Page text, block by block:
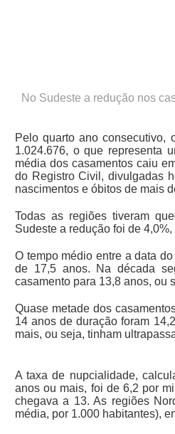
No Sudeste a redução nos
Pelo quarto ano consecutivo,
1.024.676, o que representa
média dos casamentos caiu
do Registro Civil, divulgadas
nascimentos e óbitos de mais
Todas as regiões tiveram
Sudeste a redução foi de
O tempo médio entre a data
de 17,5 anos. Na década
casamento para 13,8 anos, ou
Quase metade dos
14 anos de duração foram
mais, ou seja, tinham
A taxa de nupcialidade,
anos ou mais, foi de 6,2 por
chegava a 13. As regiões
média, por 1.000 habitantes),